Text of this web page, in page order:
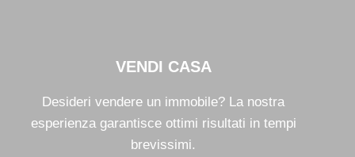
VENDI CASA
Desideri vendere un immobile? La nostra
esperienza garantisce ottimi risultati in tempi
brevissimi.